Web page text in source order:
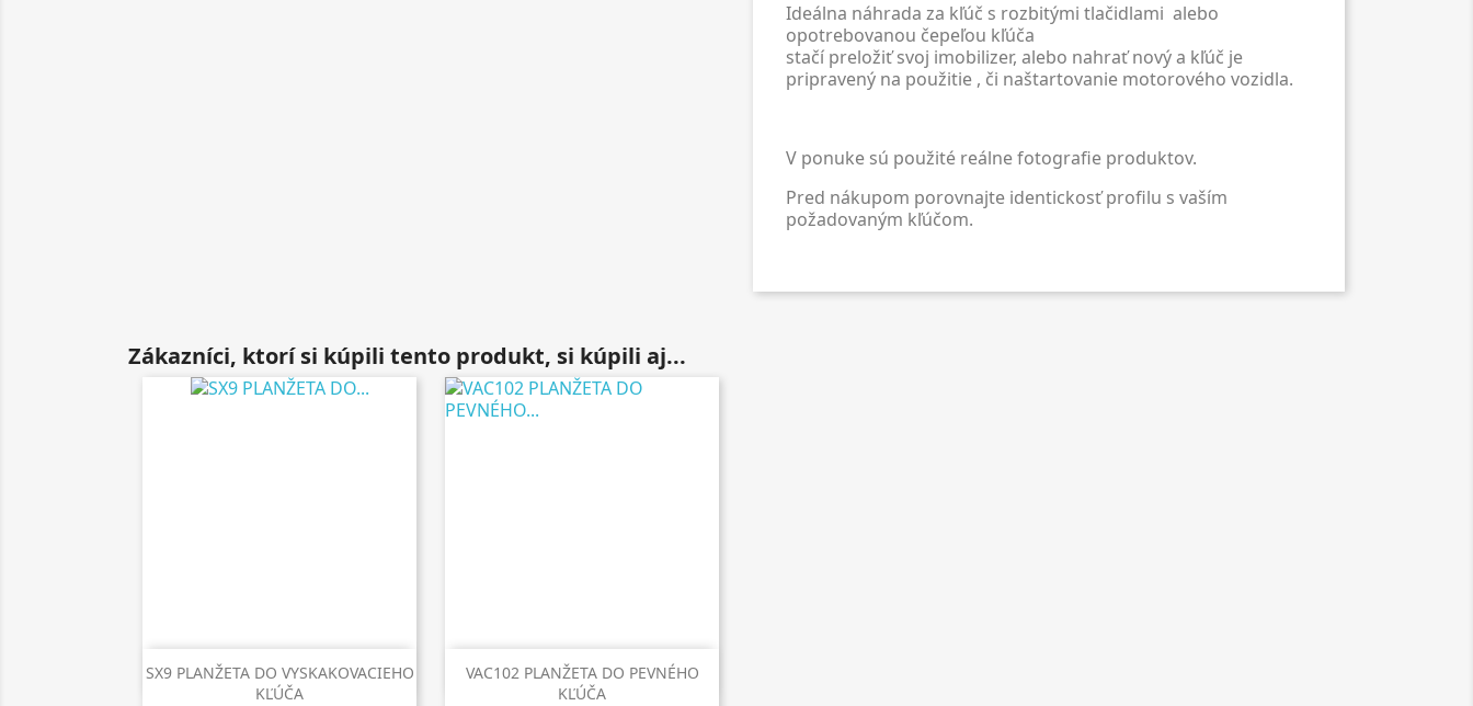
Ideálna náhrada za kľúč s rozbitými tlačidlami alebo
opotrebovanou čepeľou kľúča
stačí preložiť svoj imobilizer, alebo nahrať nový a kľúč je
pripravený na použitie , či naštartovanie motorového vozidla.
V ponuke sú použité reálne fotografie produktov.
Pred nákupom porovnajte identickosť profilu s vaším
požadovaným kľúčom.
Zákazníci, ktorí si kúpili tento produkt, si kúpili aj...
SX9 PLANŽETA DO VYSKAKOVACIEHO
KĽÚČA
 Rýchly náhľad
VAC102 PLANŽETA DO PEVNÉHO
KĽÚČA
 Rýchly náhľad